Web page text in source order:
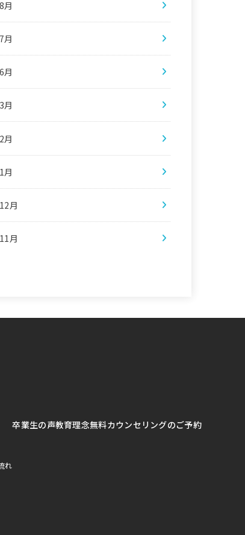
月
月
月
月
月
月
月
月
れ
卒業生の声教育理念無料カウンセリングのご予約